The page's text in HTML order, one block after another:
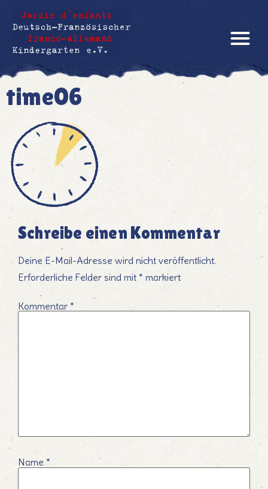
time06
Schreibe einen Kommentar
Deine E-Mail-Adresse wird nicht veröffentlicht.
Erforderliche Felder sind mit * markiert
Kommentar *
Name *